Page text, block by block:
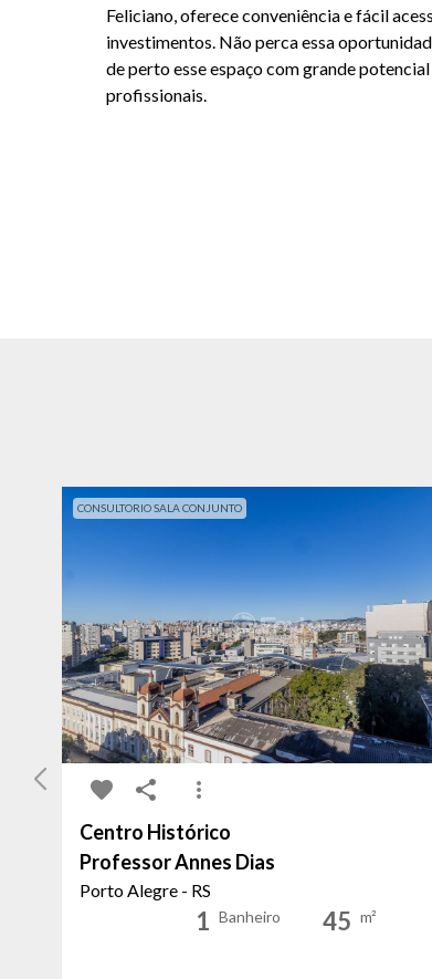
Feliciano, oferece conveniência e fácil
investimentos. Não perca essa
de perto esse espaço com grande
profissionais.
CONSULTORIO SALA CONJUNTO
Centro Histórico
Professor Annes Dias
Porto Alegre - RS
1 Banheiro 45 m²